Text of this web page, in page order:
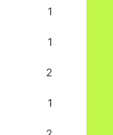
1
1
2
1